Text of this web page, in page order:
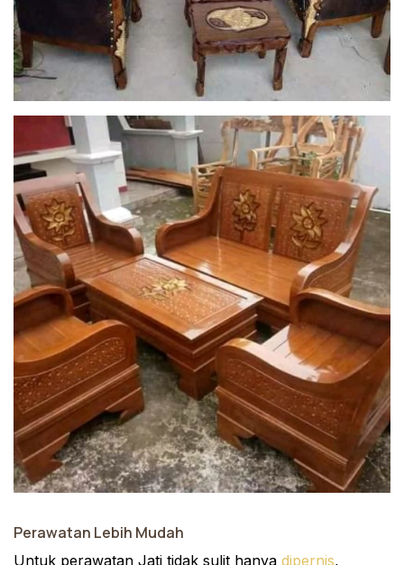
Perawatan Lebih Mudah
Untuk perawatan Jati tidak sulit hanya dipernis,